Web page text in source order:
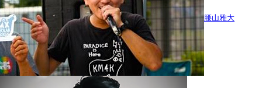
腰山雅大